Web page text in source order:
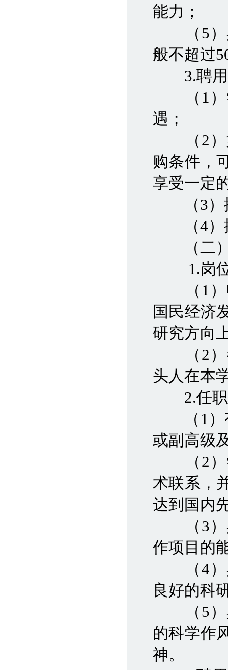
能力；
（5）具
般不超过
3.聘用
（1）学
遇；
（2）如
购条件，
享受一定
（3）提
（4）提
（二）
1.岗位
（1）申
国民经济
研究方向
（2）参
头人在本
2.任职
（1）有
或副高级
（2）学
术联系，
达到国内
（3）具
作项目的
（4）具
良好的科
（5）具
的科学作
神。